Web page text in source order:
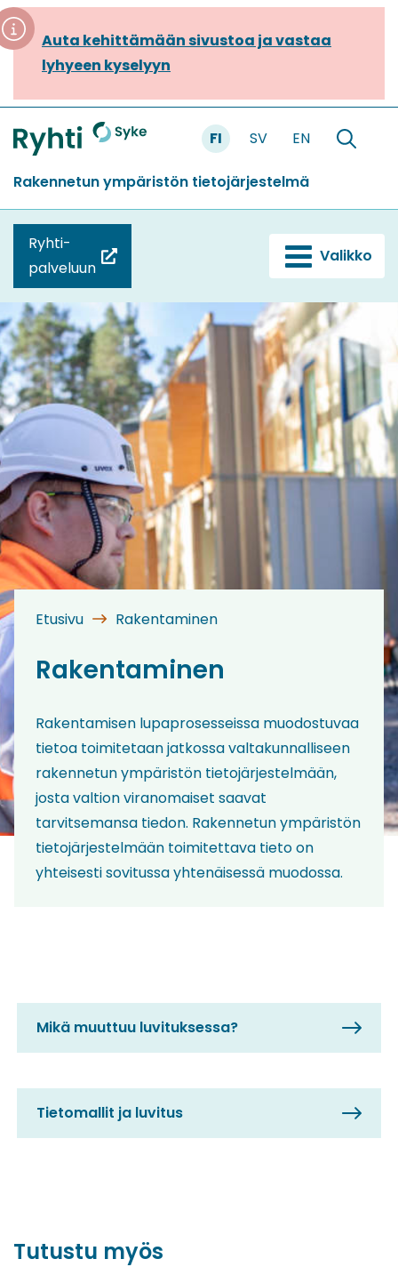
Siirry
sisältöönAuta kehittämään sivustoa ja vastaa
lyhyeen kyselyyn
Etusivu
FI SV EN
Hae
Rakennetun ympäristön tietojärjestelmä
Ryhti-
palveluun
(siirryt
toiseen
palveluun)
Valikko
Etusivu Rakentaminen
Rakentaminen
Rakentamisen lupaprosesseissa muodostuvaa
tietoa toimitetaan jatkossa valtakunnalliseen
rakennetun ympäristön tietojärjestelmään,
josta valtion viranomaiset saavat
tarvitsemansa tiedon. Rakennetun ympäristön
tietojärjestelmään toimitettava tieto on
yhteisesti sovitussa yhtenäisessä muodossa.
Mikä muuttuu luvituksessa?
Tietomallit ja luvitus
Tutustu myös